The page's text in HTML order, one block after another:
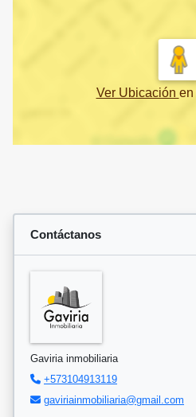
Ver Ubicación en
Contáctanos
Gaviria inmobiliaria
+573104913119
gaviriainmobiliaria@gmail.com